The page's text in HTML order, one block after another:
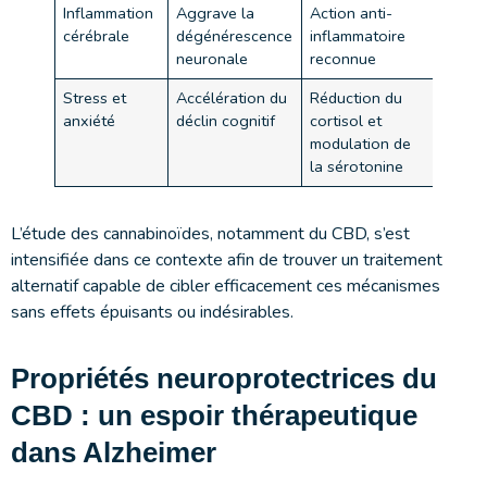
Inflammation
cérébrale
Aggrave la
dégénérescence
neuronale
Action anti-
inflammatoire
reconnue
Stress et
anxiété
Accélération du
déclin cognitif
Réduction du
cortisol et
modulation de
la sérotonine
L’étude des cannabinoïdes, notamment du CBD, s’est
intensifiée dans ce contexte afin de trouver un traitement
alternatif capable de cibler efficacement ces mécanismes
sans effets épuisants ou indésirables.
Propriétés neuroprotectrices du
CBD : un espoir thérapeutique
dans Alzheimer